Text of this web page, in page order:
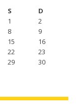
S
D
1
2
8
9
15
16
22
23
29
30